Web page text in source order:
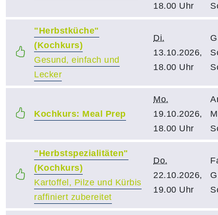
18.00 Uhr
"Herbstküche"
(Kochkurs)
Gesund, einfach und
Lecker
Di.
13.10.2026,
18.00 Uhr
Kochkurs: Meal Prep
Mo.
19.10.2026,
18.00 Uhr
"Herbstspezialitäten"
(Kochkurs)
Kartoffel, Pilze und Kürbis
raffiniert zubereitet
Do.
22.10.2026,
19.00 Uhr